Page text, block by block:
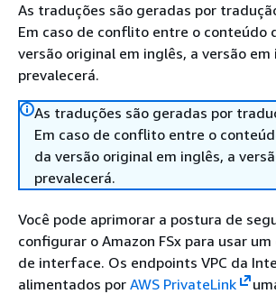
As traduções são geradas por
Em caso de conflito entre o conteúdo
versão original em inglês, a versão em
prevalecerá.
As traduções são geradas por
Em caso de conflito entre o
da versão original em inglês, a
prevalecerá.
Você pode aprimorar a postura de
configurar o Amazon FSx para usar
de interface. Os endpoints VPC da
alimentados por AWS PrivateLink